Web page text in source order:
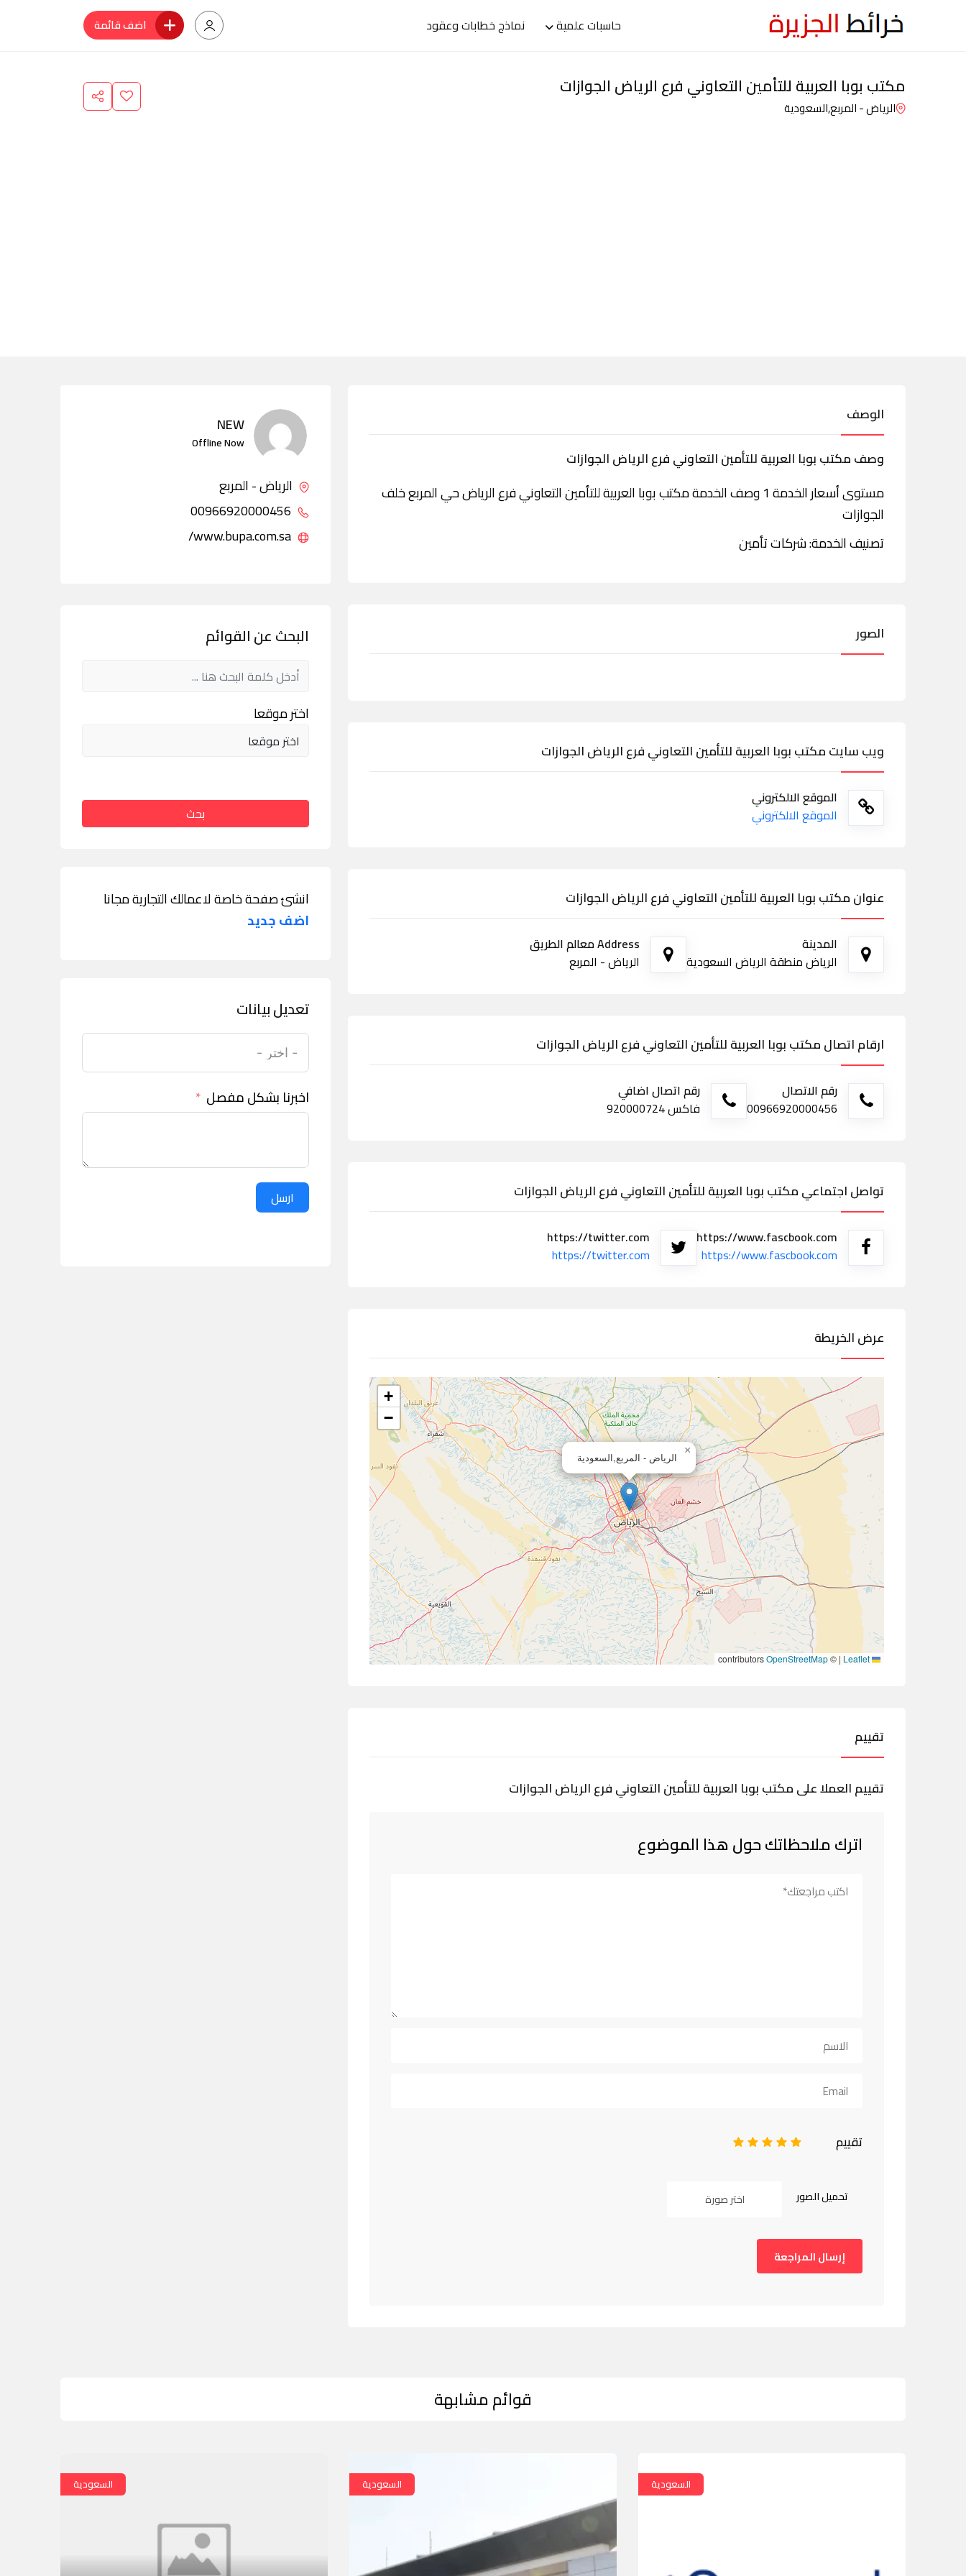
حاسبات علمية نماذج خطابات وعقود اضف قائمة
مكتب بوبا العربية للتأمين التعاوني فرع الرياض الجوازات
الرياض - المربع,السعودية
الوصف
وصف مكتب بوبا العربية للتأمين التعاوني فرع الرياض الجوازات
مستوى أسعار الخدمة 1 وصف الخدمة مكتب بوبا العربية للتأمين التعاوني فرع الرياض حي المربع خلف
الجوازات
تصنيف الخدمة: شركات تأمين
الصور
ويب سايت مكتب بوبا العربية للتأمين التعاوني فرع الرياض الجوازات
الموقع الالكتروني
الموقع الالكتروني
عنوان مكتب بوبا العربية للتأمين التعاوني فرع الرياض الجوازات
المدينة
الرياض منطقة الرياض السعودية
Address معالم الطريق
الرياض - المربع
ارقام اتصال مكتب بوبا العربية للتأمين التعاوني فرع الرياض الجوازات
رقم الاتصال
00966920000456
رقم اتصال اضافي
فاكس 920000724
تواصل اجتماعي مكتب بوبا العربية للتأمين التعاوني فرع الرياض الجوازات
https://www.fascbook.com
https://www.fascbook.com
https://twitter.com
https://twitter.com
عرض الخريطة
الرياض - المربع,السعودية
×
+
−
|
©
OpenStreetMap
تقييم
تقييم العملا على مكتب بوبا العربية للتأمين التعاوني فرع الرياض الجوازات
اترك ملاحظاتك حول هذا الموضوع
تقييم 5
4
3
2
تحميل الصور اختر صورة
NEW
Offline Now
الرياض - المربع
البحث عن القوائم
اختر موقعا
بحث
انشئ صفحة خاصة لاعمالك التجارية مجانا
اضف جديد
تعديل بيانات
اخبرنا بشكل مفصل
ارسل
قوائم مشابهة
السعودية السعودية السعودية